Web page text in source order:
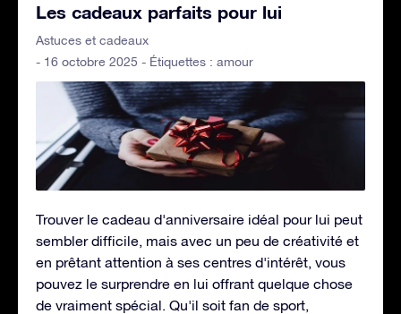
Les cadeaux parfaits pour lui
Astuces et cadeaux
- 16 octobre 2025 - Étiquettes : amour
Trouver le cadeau d'anniversaire idéal pour lui peut
sembler difficile, mais avec un peu de créativité et
en prêtant attention à ses centres d'intérêt, vous
pouvez le surprendre en lui offrant quelque chose
de vraiment spécial. Qu'il soit fan de sport,